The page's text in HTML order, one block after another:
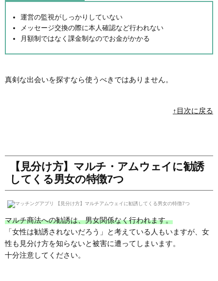
運営の監視がしっかりしていない
メッセージ交換の際に本人確認など行われない
月額制ではなく課金制なのでお金がかかる
真剣な出会いを探すなら使うべきではありません。
↑目次に戻る
【見分け方】マルチ・アムウェイに勧誘
してくる男女の特徴7つ
マルチ商法への勧誘は、男女関係なく行われます。
「女性は勧誘されないだろう」と考えている人もいますが、女
性も見分け方を知らないと被害に遭ってしまいます。
十分注意してください。